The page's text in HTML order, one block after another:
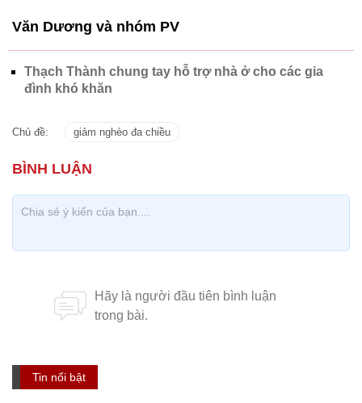
Văn Dương và nhóm PV
Thạch Thành chung tay hỗ trợ nhà ở cho các gia
đình khó khăn
Chủ đề: giảm nghèo đa chiều
Tin nổi bật